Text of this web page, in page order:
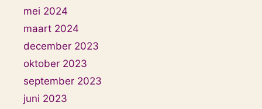
mei 2024
maart 2024
december 2023
oktober 2023
september 2023
juni 2023